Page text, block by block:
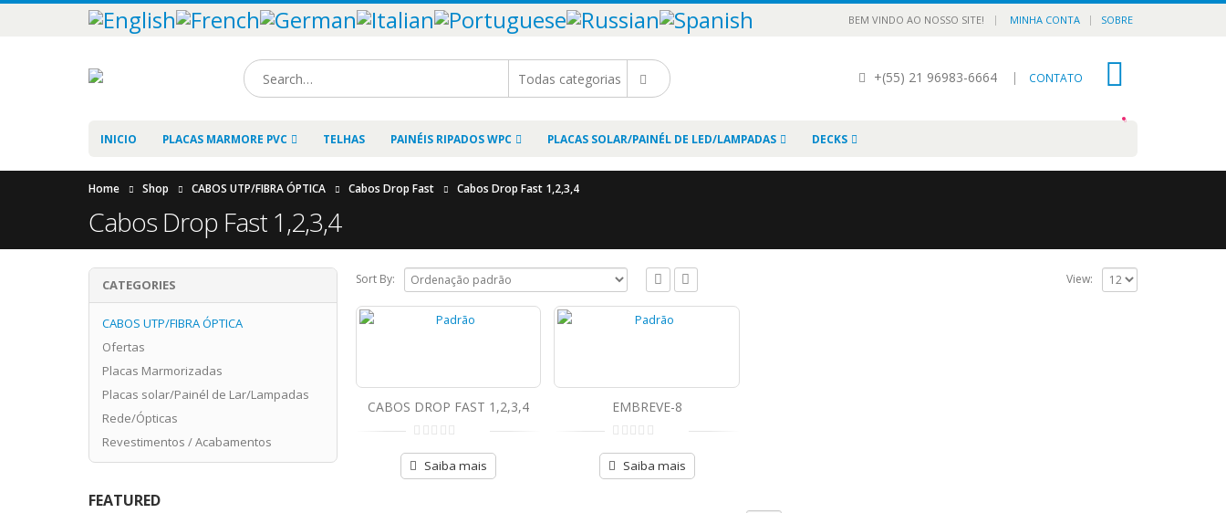
BEM VINDO AO NOSSO SITE! | MINHA CONTA SOBRE
+(55) 21 96983-6664 | CONTATO
INICIO PLACAS MARMORE PVC TELHAS PAINÉIS RIPADOS WPC PLACAS SOLAR/PAINÉL DE LED/LAMPADAS DECKS
Home Shop CABOS UTP/FIBRA ÓPTICA Cabos Drop Fast Cabos Drop Fast 1,2,3,4
Cabos Drop Fast 1,2,3,4
Sort By: View:
CABOS DROP FAST 1,2,3,4
de
5
Saiba mais
EMBREVE-8
de
5
Saiba mais
CATEGORIES
CABOS UTP/FIBRA ÓPTICA
Ofertas
Placas Marmorizadas
Placas solar/Painél de Lar/Lampadas
Rede/Ópticas
Revestimentos / Acabamentos
FEATURED